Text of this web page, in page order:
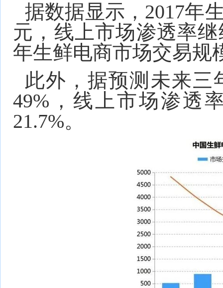
据数据显示，2017年
元，线上市场渗透率
年生鲜电商市场交易规
此外，据预测未来三
49%，线上市场渗透
21.7%。